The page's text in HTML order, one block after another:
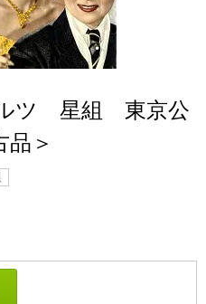
ルツ 星組 東京公
＞